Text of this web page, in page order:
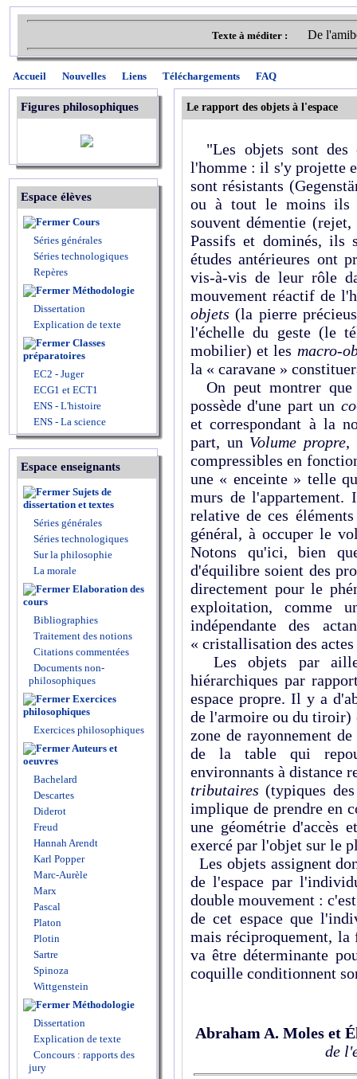
Texte à méditer : De
Accueil Nouvelles Liens Téléchargements FAQ
Figures philosophiques
Espace élèves
Cours
Séries générales
Séries technologiques
Repères
Méthodologie
Dissertation
Explication de texte
Classes
préparatoires
EC2 - Juger
ECG1 et ECT1
ENS - L'histoire
ENS - La science
Espace enseignants
Sujets de
dissertation et textes
Séries générales
Séries technologiques
Sur la philosophie
La morale
Elaboration des
cours
Bibliographies
Traitement des notions
Citations commentées
Documents non-
philosophiques
Exercices
philosophiques
Exercices philosophiques
Auteurs et
oeuvres
Bachelard
Descartes
Diderot
Freud
Hannah Arendt
Karl Popper
Marc-Aurèle
Marx
Pascal
Platon
Plotin
Sartre
Spinoza
Wittgenstein
Méthodologie
Dissertation
Explication de texte
Concours : rapports des
jury
Le rapport des objets à l'espace
"Les objets sont des
l'homme : il s'y projette
sont résistants
ou à tout le moins ils
souvent démentie
Passifs et dominés, ils
études antérieures ont
vis-à-vis de leur rôle
mouvement réactif de
objets(la pierre
l'échelle du geste (le
mobilier) et les macro-
la « caravane »
On peut montrer
possède d'une part un
et correspondant à la
part, un Volume propre,
compressibles en
une « enceinte » telle
murs de l'appartement.
relative de ces
général, à occuper le
Notons qu'ici, bien
d'équilibre soient des
directement pour le
exploitation, comme
indépendante des
« cristallisation des
Les objets par
hiérarchiques par
espace propre. Il y a
de l'armoire ou du tiroir)
zone de rayonnement
de la table qui
environnants à distance
tributaires (typiques
implique de prendre en
une géométrie d'accès
exercé par l'objet sur le
Les objets assignent
de l'espace par
double mouvement :
de cet espace que
mais réciproquement, la
va être déterminante
coquille conditionnent
Abraham A. Moles et
de